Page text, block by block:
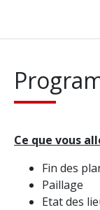
Ce que vous
Fin des
Paillage
Etat des